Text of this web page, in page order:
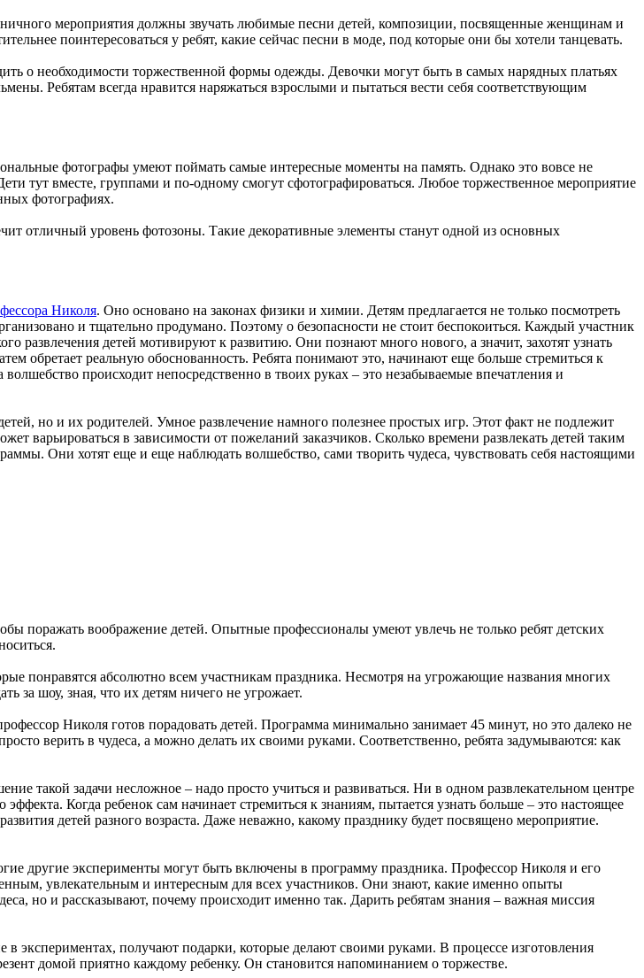
мероприятия должны звучать любимые песни детей, композиции, посвященные женщинам и
поинтересоваться у ребят, какие сейчас песни в моде, под которые они бы хотели танцевать.
о необходимости торжественной формы одежды. Девочки могут быть в самых нарядных платьях
Ребятам всегда нравится наряжаться взрослыми и пытаться вести себя соответствующим
фотографы умеют поймать самые интересные моменты на память. Однако это вовсе не
тут вместе, группами и по-одному смогут сфотографироваться. Любое торжественное мероприятие
фотографиях.
отличный уровень фотозоны. Такие декоративные элементы станут одной из основных
Николя. Оно основано на законах физики и химии. Детям предлагается не только посмотреть
и тщательно продумано. Поэтому о безопасности не стоит беспокоиться. Каждый участник
развлечения детей мотивируют к развитию. Они познают много нового, а значит, захотят узнать
обретает реальную обоснованность. Ребята понимают это, начинают еще больше стремиться к
происходит непосредственно в твоих руках – это незабываемые впечатления и
но и их родителей. Умное развлечение намного полезнее простых игр. Этот факт не подлежит
варьироваться в зависимости от пожеланий заказчиков. Сколько времени развлекать детей таким
Они хотят еще и еще наблюдать волшебство, сами творить чудеса, чувствовать себя настоящими
поражать воображение детей. Опытные профессионалы умеют увлечь не только ребят детских
понравятся абсолютно всем участникам праздника. Несмотря на угрожающие названия многих
за шоу, зная, что их детям ничего не угрожает.
Николя готов порадовать детей. Программа минимально занимает 45 минут, но это далеко не
верить в чудеса, а можно делать их своими руками. Соответственно, ребята задумываются: как
такой задачи несложное – надо просто учиться и развиваться. Ни в одном развлекательном центре
Когда ребенок сам начинает стремиться к знаниям, пытается узнать больше – это настоящее
детей разного возраста. Даже неважно, какому празднику будет посвящено мероприятие.
другие эксперименты могут быть включены в программу праздника. Профессор Николя и его
увлекательным и интересным для всех участников. Они знают, какие именно опыты
но и рассказывают, почему происходит именно так. Дарить ребятам знания – важная миссия
экспериментах, получают подарки, которые делают своими руками. В процессе изготовления
домой приятно каждому ребенку. Он становится напоминанием о торжестве.